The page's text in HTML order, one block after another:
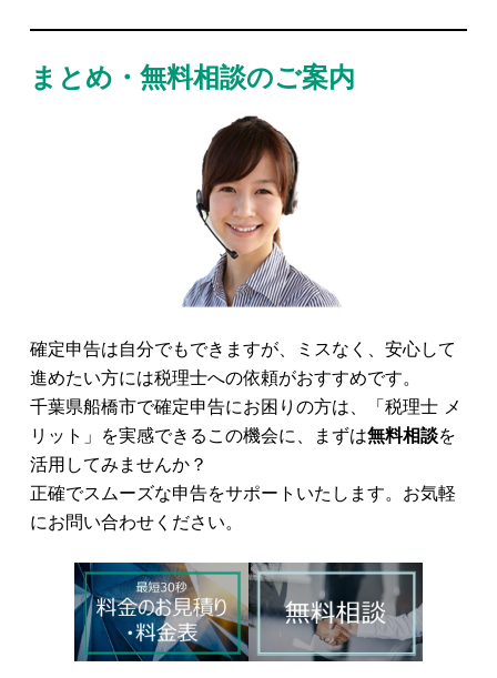
まとめ・無料相談のご案内
確定申告は自分でもできますが、ミスなく、安心して
進めたい方には税理士への依頼がおすすめです。
千葉県船橋市で確定申告にお困りの方は、「税理士 メ
リット」を実感できるこの機会に、まずは無料相談を
活用してみませんか？
正確でスムーズな申告をサポートいたします。お気軽
にお問い合わせください。